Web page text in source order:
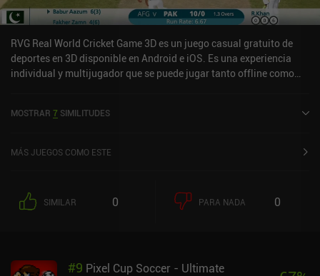
RVG Real World Cricket Game 3D es un juego casual gratuito de
deportes en 3D disponible en Android e iOS. Es una experiencia
individual y multijugador que se puede jugar tanto offline como
lanzó en enero de 2021 y tiene una valoración actual de 3,8 sobre
MOSTRAR 7 SIMILITUDES
MÁS JUEGOS COMO ESTE
SIMILAR 0 PARA NADA 0
#9 Pixel Cup Soccer - Ultimate